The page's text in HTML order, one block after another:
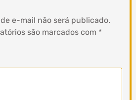
e-mail não será publicado.
são marcados com *